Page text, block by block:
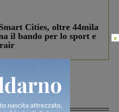
Cities, oltre 44mila
il bando per lo sport e
×